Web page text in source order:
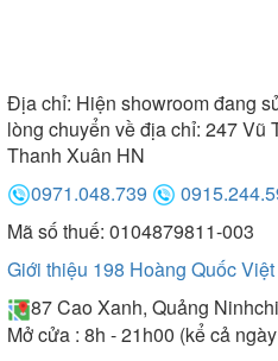
Địa chỉ: Hiện showroom đang
lòng chuyển về địa chỉ: 247 Vũ
Thanh Xuân HN
0971.048.739
Mã số thuế: 0104879811-003
Giới thiệu 198 Hoàng Quốc Việt
87 Cao Xanh, Quảng Ninh
Mở cửa : 8h - 21h00 (kể cả